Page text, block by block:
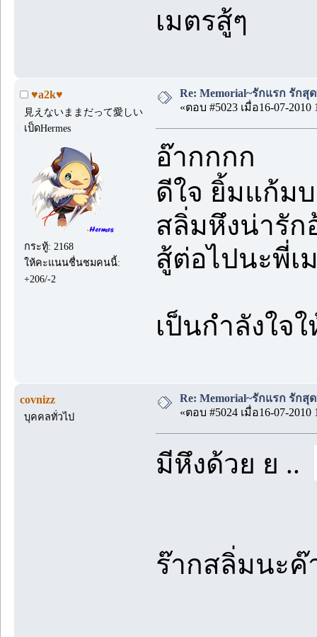
เมตรสู้ๆ
♥a2k♥
見えないままだって愛しい
เป็ดHermes
กระทู้: 2168
ให้คะแนนชื่นชมคนนี้:
+206/-2
Re: Memorial~รักแรก รักสุ
«ตอบ #5023 เมื่อ16-07-2010
อ๊ากกกก
ดีใจ ยิ้มแก้ม
สลิ่มหึงน่ารัก
สู้ต่อไปนะพี่เ
เป็นกำลังใจ
covnizz
บุคคลทั่วไป
Re: Memorial~รักแรก รักสุ
«ตอบ #5024 เมื่อ16-07-2010
มีหึงด้วย ย ..
ร๊ากสลิ่มนะ